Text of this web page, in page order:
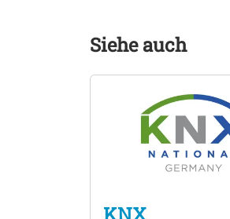
Siehe auch